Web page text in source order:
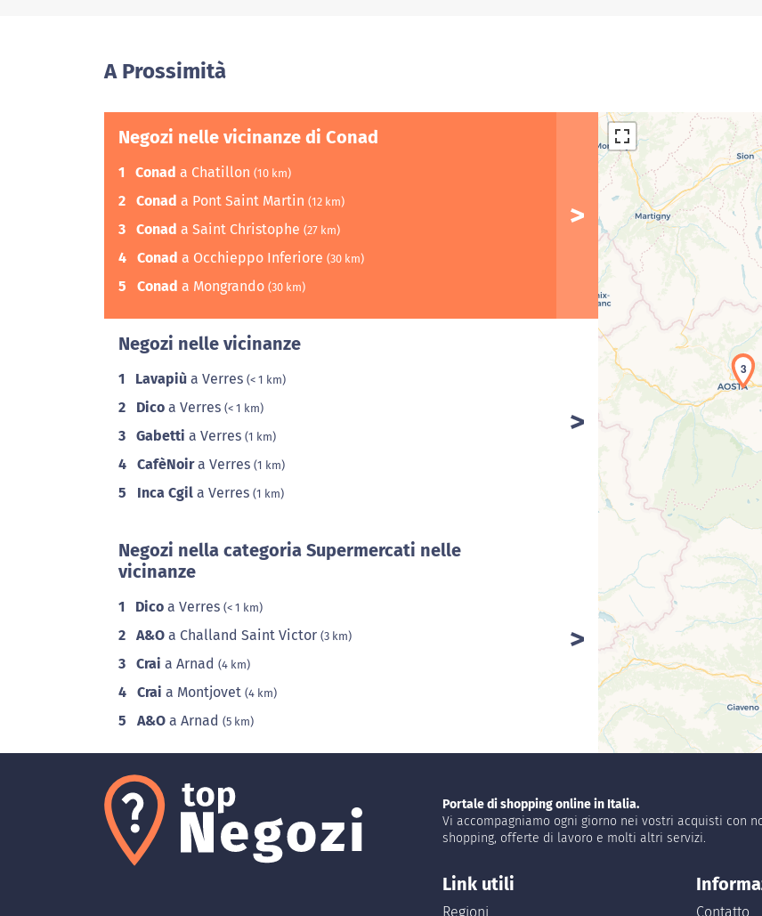
A Prossimità
Negozi nelle vicinanze di Conad
1 Conad a Chatillon (10 km)
2 Conad a Pont Saint Martin (12 km)
3 Conad a Saint Christophe (27 km)
4 Conad a Occhieppo Inferiore (30 km)
5 Conad a Mongrando (30 km)
Negozi nelle vicinanze
1 Lavapiù a Verres (< 1 km)
2 Dico a Verres (< 1 km)
3 Gabetti a Verres (1 km)
4 CafèNoira Verres (1 km)
5 Inca Cgil a Verres (1 km)
Negozi nella categoria Supermercati nelle
vicinanze
1 Dico a Verres (< 1 km)
2 A&O a Challand Saint Victor (3 km)
3 Crai a Arnad (4 km)
4 Crai a Montjovet (4 km)
5 A&O a Arnad (5 km)
3
Portale di shopping online in Italia.
Vi accompagniamo ogni giorno nei vostri acquisti con
shopping, offerte di lavoro e molti altri servizi.
Link utili
Regioni Contatto